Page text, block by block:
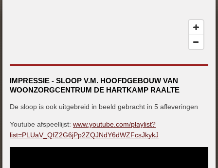
IMPRESSIE - SLOOP V.M. HOOFDGEBOUW VAN
WOONZORGCENTRUM DE HARTKAMP RAALTE
De sloop is ook uitgebreid in beeld gebracht in 5 afleveringen
Youtube afspeellijst: www.youtube.com/playlist?
list=PLUaV_QfZ2G6jPp2ZQJNdY6dWZFcsJkykJ